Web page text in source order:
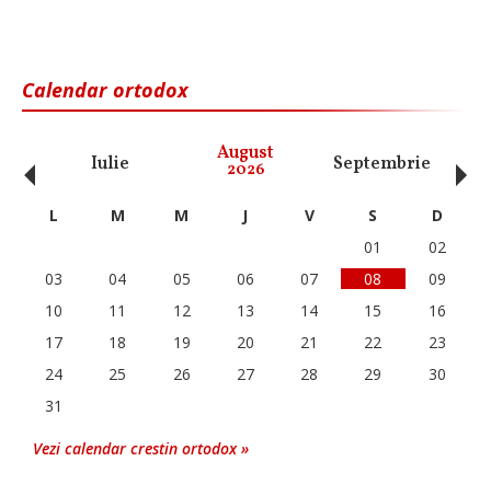
Calendar ortodox
Iulie August
2026 Septembrie
‹ L M M J V S
D
01
02
03
04 05 06 07 08
09
10
11 12 13 14 15
16
17
18 19 20 21 22
23
24
25 26 27 28 29
30
31
Vezi calendar crestin ortodox »